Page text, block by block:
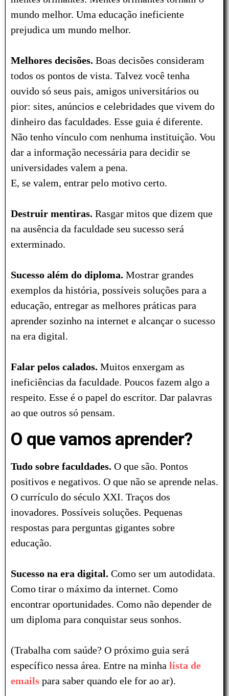
mundo melhor. Uma educação ineficiente
prejudica um mundo melhor.
Melhores decisões. Boas decisões consideram
todos os pontos de vista. Talvez você tenha
ouvido só seus pais, amigos universitários ou
pior: sites, anúncios e celebridades que vivem do
dinheiro das faculdades. Esse guia é diferente.
Não tenho vínculo com nenhuma instituição. Vou
dar a informação necessária para decidir se
universidades valem a pena.
E, se valem, entrar pelo motivo certo.
Destruir mentiras. Rasgar mitos que dizem que
na ausência da faculdade seu sucesso será
exterminado.
Sucesso além do diploma. Mostrar grandes
exemplos da história, possíveis soluções para a
educação, entregar as melhores práticas para
aprender sozinho na internet e alcançar o sucesso
na era digital.
Falar pelos calados. Muitos enxergam as
ineficiências da faculdade. Poucos fazem algo a
respeito. Esse é o papel do escritor. Dar palavras
ao que outros só pensam.
O que vamos aprender?
Tudo sobre faculdades. O que são. Pontos
positivos e negativos. O que não se aprende nelas.
O currículo do século XXI. Traços dos
inovadores. Possíveis soluções. Pequenas
respostas para perguntas gigantes sobre
educação.
Sucesso na era digital. Como ser um autodidata.
Como tirar o máximo da internet. Como
encontrar oportunidades. Como não depender de
um diploma para conquistar seus sonhos.
(Trabalha com saúde? O próximo guia será
específico nessa área. Entre na minha lista de
emails para saber quando ele for ao ar).